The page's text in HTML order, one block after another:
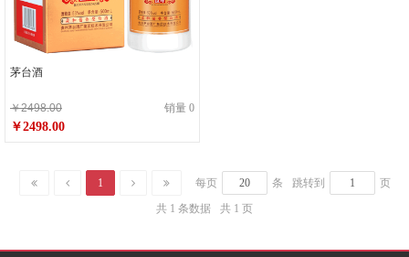
茅台酒
￥2498.00 销量 0
￥2498.00
1 每页 条 跳转到
页
共 1 条数据
共 1 页